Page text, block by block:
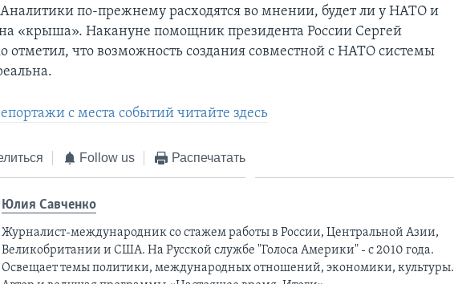
по-прежнему расходятся во мнении, будет ли у НАТО и
«крыша». Накануне помощник президента России Сергей
отметил, что возможность создания совместной с НАТО системы
с места событий читайте здесь
Follow us Распечатать
Юлия Савченко
Журналист-международник cо стажем работы в России, Центральной Азии,
Великобритании и США. На Русской службе "Голоса Америки" - с 2010 года.
Освещает темы политики, международных отношений, экономики, культуры.